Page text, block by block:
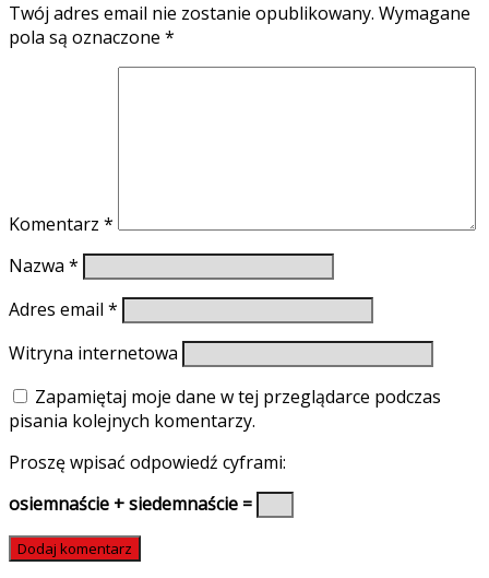
Twój adres email nie zostanie opublikowany. Wymagane
pola są oznaczone *
Komentarz *
Nazwa *
Adres email *
Witryna internetowa
Zapamiętaj moje dane w tej przeglądarce podczas
pisania kolejnych komentarzy.
Proszę wpisać odpowiedź cyframi:
osiemnaście + siedemnaście =